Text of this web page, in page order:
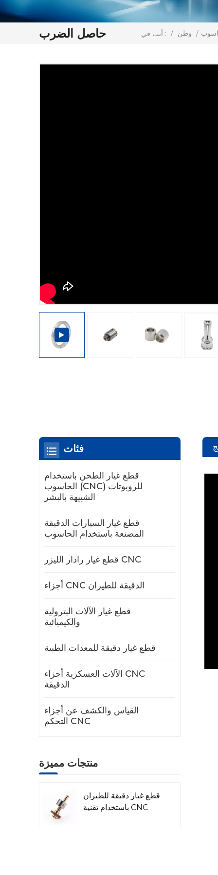
حاصل الضرب أنت في : / وطن /
فئات
قطع غيار الطحن باستخدام
الحاسوب (CNC) للروبوتات
الشبيهة بالبشر
قطع غيار السيارات الدقيقة
المصنعة باستخدام الحاسوب
قطع غيار رادار الليزر CNC
أجزاء CNC الدقيقة للطيران
قطع غيار الآلات البترولية
والكيميائية
قطع غيار دقيقة للمعدات الطبية
الآلات العسكرية أجزاء CNC
الدقيقة
القياس والكشف عن أجزاء
التحكم CNC
منتجات مميزة
قطع غيار دقيقة للطيران
باستخدام تقنية CNC